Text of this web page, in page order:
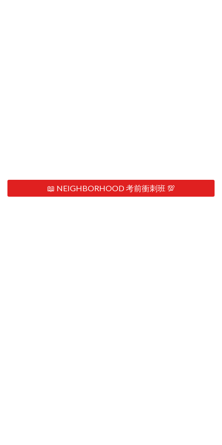
📖 NEIGHBORHOOD 考前衝刺班 💯